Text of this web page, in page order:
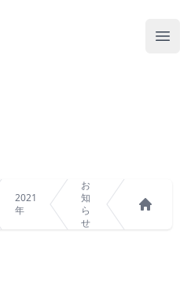
メニ
2021
年
お
知
ら
せ